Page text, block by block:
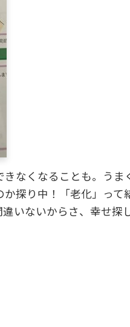
なくなることも。うま
か探り中！「老化」っ
いないからさ、幸せ探